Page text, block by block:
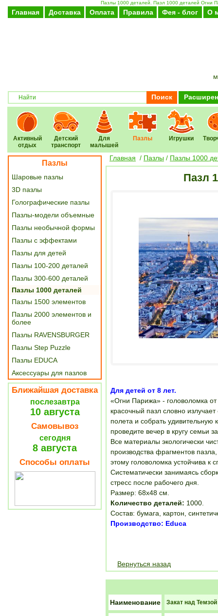
Пазлы 1000 деталей. Пазл 1000 деталей Огни
Главная Доставка Оплата Правила Фея - блог О
Поиск
Активный
отдых
Детский
транспорт
Для
малышей
Пазлы Игрушки
Пазлы
Шаровые пазлы
3D пазлы
Голографические пазлы
Пазлы-модели объемные
Пазлы необычной формы
Пазлы с эффектами
Пазлы для детей
Пазлы 100-200 деталей
Пазлы 300-600 деталей
Пазлы 1000 деталей
Пазлы 1500 элементов
Пазлы 2000 элементов и
более
Пазлы RAVENSBURGER
Пазлы Step Puzzle
Пазлы EDUCA
Аксессуары для пазлов
Ближайшая доставка
послезавтра
10 августа
Самовывоз
сегодня
8 августа
Способы оплаты
Главная / Пазлы / Пазлы 1000
Пазл
Для детей от 8 лет.
«Огни Парижа» - головоломка
красочный пазл словно
полета и собрать удивительную
проведите вечер в кругу семьи
Все материалы экологически
производства фрагментов
этому головоломка устойчива к
Систематически занимаясь
стресс после рабочего дня.
Размер: 68х48 см.
Количество деталей: 1000.
Состав: бумага, картон,
Производство: Educa
Вернуться назад
Наименование Закат над